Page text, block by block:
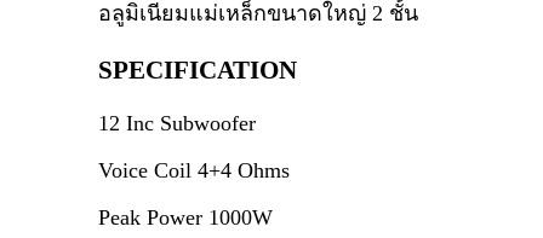
อลูมิเนียมแม่เหล็กขนาดใหญ่ 2 ชั้น
SPECIFICATION
12 Inc Subwoofer
Voice Coil 4+4 Ohms
Peak Power 1000W